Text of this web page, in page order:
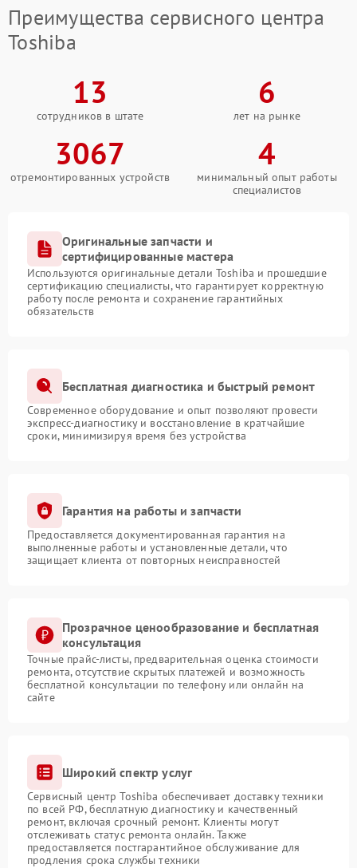
Преимущества сервисного центра
Toshiba
13
сотрудников в штате
6
лет на рынке
3067
отремонтированных устройств
4
минимальный опыт работы
специалистов
Оригинальные запчасти и
сертифицированные мастера
Используются оригинальные детали Toshiba и прошедшие
сертификацию специалисты, что гарантирует корректную
работу после ремонта и сохранение гарантийных
обязательств
Бесплатная диагностика и быстрый ремонт
Современное оборудование и опыт позволяют провести
экспресс-диагностику и восстановление в кратчайшие
сроки, минимизируя время без устройства
Гарантия на работы и запчасти
Предоставляется документированная гарантия на
выполненные работы и установленные детали, что
защищает клиента от повторных неисправностей
Прозрачное ценообразование и бесплатная
консультация
Точные прайс-листы, предварительная оценка стоимости
ремонта, отсутствие скрытых платежей и возможность
бесплатной консультации по телефону или онлайн на
сайте
Широкий спектр услуг
Сервисный центр Toshiba обеспечивает доставку техники
по всей РФ, бесплатную диагностику и качественный
ремонт, включая срочный ремонт. Клиенты могут
отслеживать статус ремонта онлайн. Также
предоставляется постгарантийное обслуживание для
продления срока службы техники